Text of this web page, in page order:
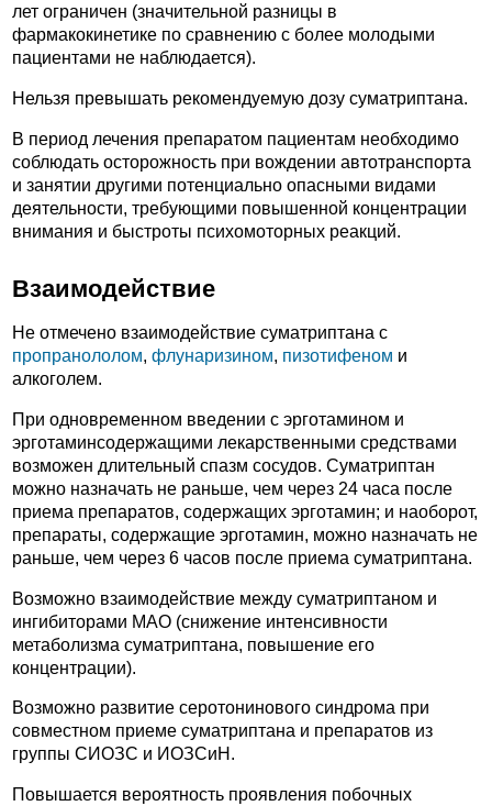
лет ограничен (значительной разницы в
фармакокинетике по сравнению с более молодыми
пациентами не наблюдается).
Нельзя превышать рекомендуемую дозу суматриптана.
В период лечения препаратом пациентам необходимо
соблюдать осторожность при вождении автотранспорта
и занятии другими потенциально опасными видами
деятельности, требующими повышенной концентрации
внимания и быстроты психомоторных реакций.
Взаимодействие
Не отмечено взаимодействие суматриптана с
пропранололом, флунаризином, пизотифеном и
алкоголем.
При одновременном введении с эрготамином и
эрготаминсодержащими лекарственными средствами
возможен длительный спазм сосудов. Суматриптан
можно назначать не раньше, чем через 24 часа после
приема препаратов, содержащих эрготамин; и наоборот,
препараты, содержащие эрготамин, можно назначать не
раньше, чем через 6 часов после приема суматриптана.
Возможно взаимодействие между суматриптаном и
ингибиторами МАО (снижение интенсивности
метаболизма суматриптана, повышение его
концентрации).
Возможно развитие серотонинового синдрома при
совместном приеме суматриптана и препаратов из
группы СИОЗС и ИОЗСиН.
Повышается вероятность проявления побочных